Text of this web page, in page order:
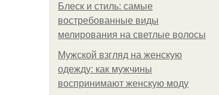
Блеск и стиль: самые
востребованные виды
мелирования на светлые волосы
Мужской взгляд на женскую
одежду: как мужчины
воспринимают женскую моду